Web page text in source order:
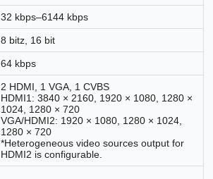
32 kbps–6144 kbps
8 bitz, 16 bit
64 kbps
2 HDMI, 1 VGA, 1 CVBS
HDMI1: 3840 × 2160, 1920 × 1080, 1280 ×
1024, 1280 × 720
VGA/HDMI2: 1920 × 1080, 1280 × 1024,
1280 × 720
*Heterogeneous video sources output for
HDMI2 is configurable.